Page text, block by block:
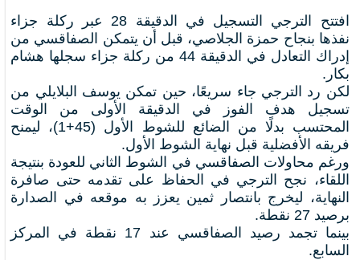
افتتح الترجي التسجيل في الدقيقة 28 عبر ركلة جزاء
نفذها بنجاح حمزة الجلاصي، قبل أن يتمكن الصفاقسي من
إدراك التعادل في الدقيقة 44 من ركلة جزاء سجلها هشام
بكار.
لكن رد الترجي جاء سريعًا، حين تمكن يوسف البلايلي من
تسجيل هدف الفوز في الدقيقة الأولى من الوقت
المحتسب بدلًا من الضائع للشوط الأول (45+1)، ليمنح
فريقه الأفضلية قبل نهاية الشوط الأول.
ورغم محاولات الصفاقسي في الشوط الثاني للعودة بنتيجة
اللقاء، نجح الترجي في الحفاظ على تقدمه حتى صافرة
النهاية، ليخرج بانتصار ثمين يعزز به موقعه في الصدارة
برصيد 27 نقطة.
بينما تجمد رصيد الصفاقسي عند 17 نقطة في المركز
السابع.